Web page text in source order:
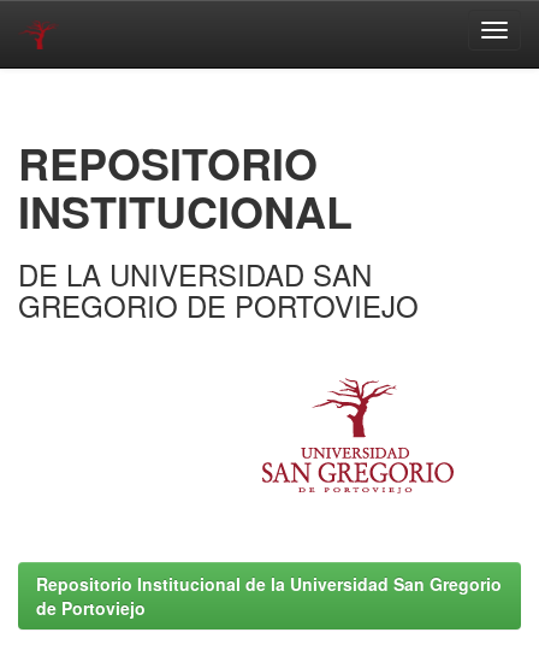
REPOSITORIO
INSTITUCIONAL
DE LA UNIVERSIDAD SAN
GREGORIO DE PORTOVIEJO
Repositorio Institucional de la Universidad San Gregorio
de Portoviejo